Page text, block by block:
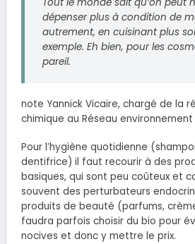
dépenser plus à condition de
autrement, en cuisinant plus
exemple. Eh bien, pour les
pareil.
note Yannick Vicaire, chargé de la
chimique au Réseau environnement
Pour l’hygiène quotidienne
dentifrice) il faut recourir à des
basiques, qui sont peu coûteux et
souvent des perturbateurs
produits de beauté (parfums,
faudra parfois choisir du bio pour
nocives et donc y mettre le prix.